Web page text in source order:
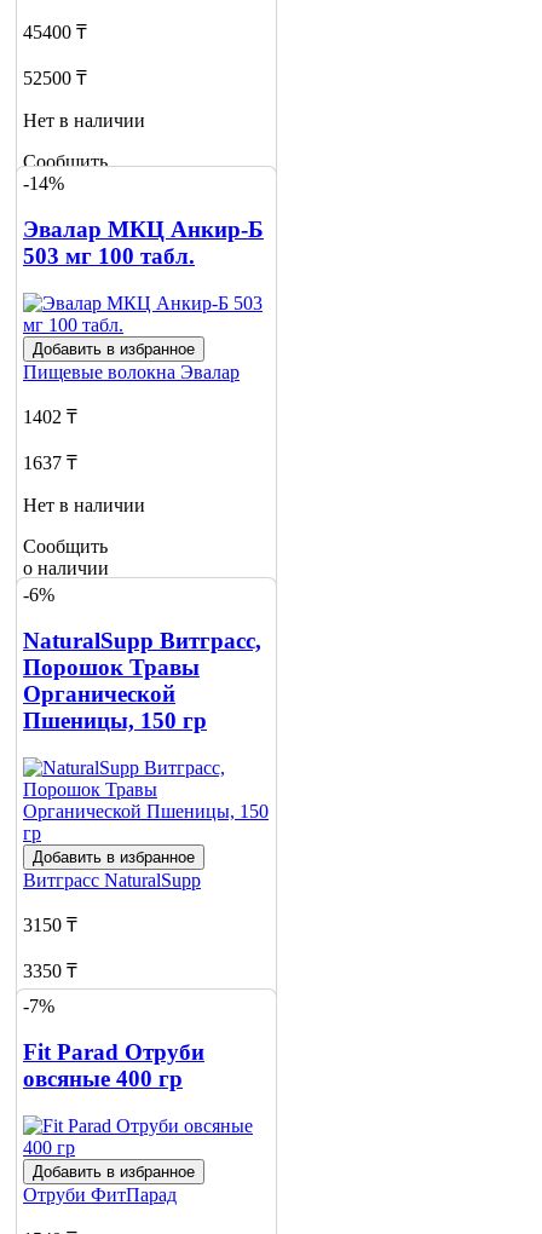
45400 ₸
52500 ₸
Нет в наличии
Сообщить
о наличии
-14%
Эвалар МКЦ Анкир-Б
503 мг 100 табл.
Добавить в избранное
Пищевые волокна Эвалар
1402 ₸
1637 ₸
Нет в наличии
Сообщить
о наличии
-6%
NaturalSupp Витграсс,
Порошок Травы
Органической
Пшеницы, 150 гр
Добавить в избранное
Витграсс NaturalSupp
3150 ₸
3350 ₸
Нет в наличии
Сообщить
о наличии
-7%
Fit Parad Отруби
овсяные 400 гр
Добавить в избранное
Отруби ФитПарад